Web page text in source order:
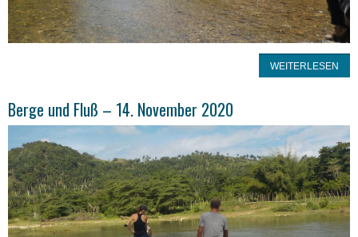
WEITERLESEN
Berge und Fluß – 14. November 2020